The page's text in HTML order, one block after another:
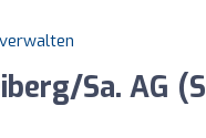
Sa. AG